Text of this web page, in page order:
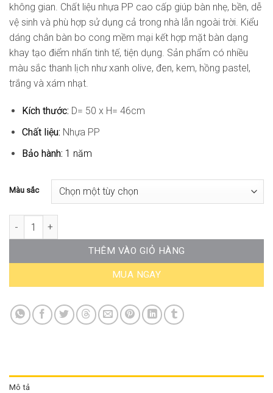
không gian. Chất liệu nhựa PP cao cấp giúp bàn nhẹ, bền, dễ
vệ sinh và phù hợp sử dụng cả trong nhà lẫn ngoài trời. Kiểu
dáng chân bàn bo cong mềm mại kết hợp mặt bàn dạng
khay tạo điểm nhấn tinh tế, tiện dụng. Sản phẩm có nhiều
màu sắc thanh lịch như xanh olive, đen, kem, hồng pastel,
trắng và xám nhạt.
Kích thước: D= 50 x H= 46cm
Chất liệu: Nhựa PP
Bảo hành: 1 năm
Màu sắc
Bàn Trà Nhựa Ngoài Trời ST-WT028 số lượng
THÊM VÀO GIỎ HÀNG
MUA NGAY
Mô tả